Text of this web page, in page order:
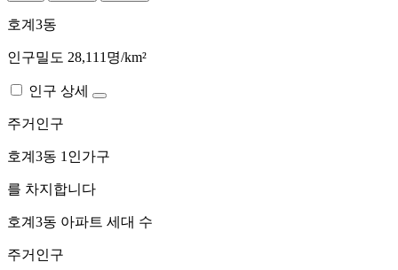
호계3동
인구밀도 28,111명/km²
인구 상세
주거인구
호계3동 1인가구
를 차지합니다
호계3동 아파트 세대 수
주거인구